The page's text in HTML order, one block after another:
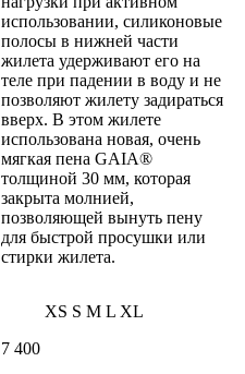
использовании, силиконовые
полосы в нижней части
жилета удерживают его на
теле при падении в воду и не
позволяют жилету задираться
вверх. В этом жилете
использована новая, очень
мягкая пена GAIA®
толщиной 30 мм, которая
закрыта молнией,
позволяющей вынуть пену
для быстрой просушки или
стирки жилета.
XS S M L XL
7 400